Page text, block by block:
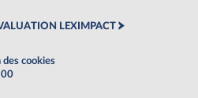
LEXIMPACT
des cookies
00